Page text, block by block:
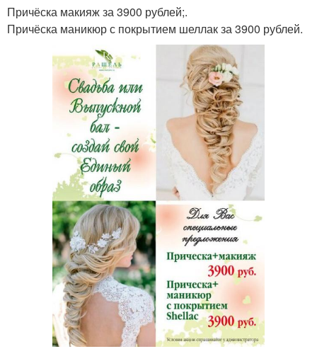
Причёска макияж за 3900 рублей;.
Причёска маникюр с покрытием шеллак за 3900 рублей.